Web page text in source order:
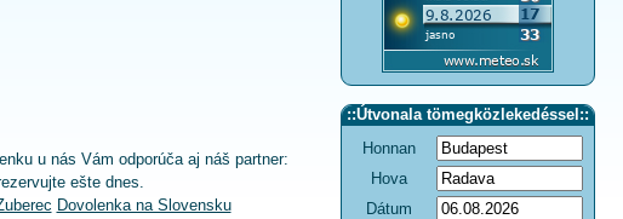
u nás Vám odporúča aj náš partner:
ešte dnes.
Dovolenka na Slovensku
::Útvonala tömegközlekedéssel ::
Honnan
Hova
Dátum